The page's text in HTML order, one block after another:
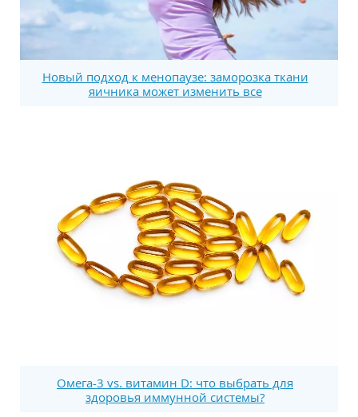
Новый подход к менопаузе: заморозка ткани
яичника может изменить все
Омега-3 vs. витамин D: что выбрать для
здоровья иммунной системы?